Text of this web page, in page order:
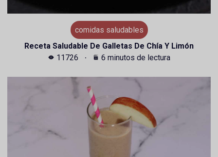
comidas saludables
Receta Saludable De Galletas De Chía Y Limón
11726
6 minutos de lectura